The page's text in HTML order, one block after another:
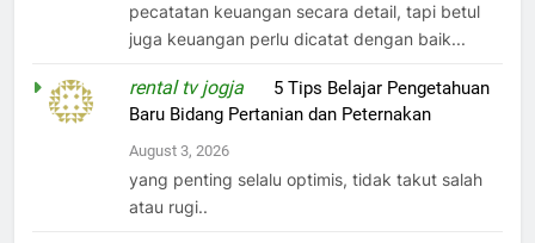
pecatatan keuangan secara detail, tapi betul
juga keuangan perlu dicatat dengan baik...
rental tv jogja
5 Tips Belajar Pengetahuan
Baru Bidang Pertanian dan Peternakan
August 3, 2026
yang penting selalu optimis, tidak takut salah
atau rugi..